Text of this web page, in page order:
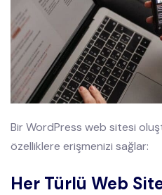
Bir WordPress web sitesi
özelliklere erişmenizi sağlar:
Her Türlü Web